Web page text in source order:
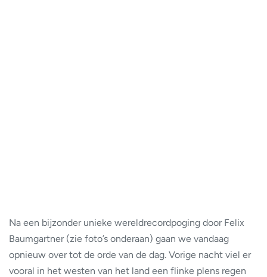
Na een bijzonder unieke wereldrecordpoging door Felix
Baumgartner (zie foto’s onderaan) gaan we vandaag
opnieuw over tot de orde van de dag. Vorige nacht viel er
vooral in het westen van het land een flinke plens regen